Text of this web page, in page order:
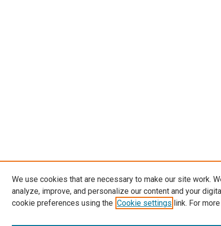
We use cookies that are necessary to make our site work.
analyze, improve, and personalize our content and your
cookie preferences using the Cookie settings link. For